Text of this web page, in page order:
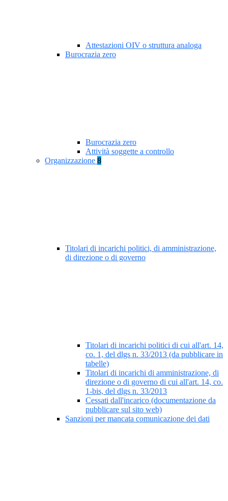
Attestazioni OIV o struttura analoga
Burocrazia zero
Burocrazia zero
Attività soggette a controllo
Organizzazione 8
Titolari di incarichi politici, di amministrazione,
di direzione o di governo
Titolari di incarichi politici di cui all'art. 14,
co. 1, del dlgs n. 33/2013 (da pubblicare in
tabelle)
Titolari di incarichi di amministrazione, di
direzione o di governo di cui all'art. 14, co.
1-bis, del dlgs n. 33/2013
Cessati dall'incarico (documentazione da
pubblicare sul sito web)
Sanzioni per mancata comunicazione dei dati